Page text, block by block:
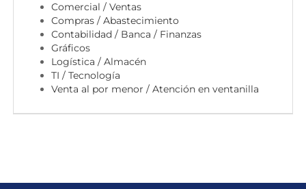
EN
FR
Comercial / Ventas
Compras / Abastecimiento
Contabilidad / Banca / Finanzas
Gráficos
Logística / Almacén
TI / Tecnología
Venta al por menor / Atención en ventanilla